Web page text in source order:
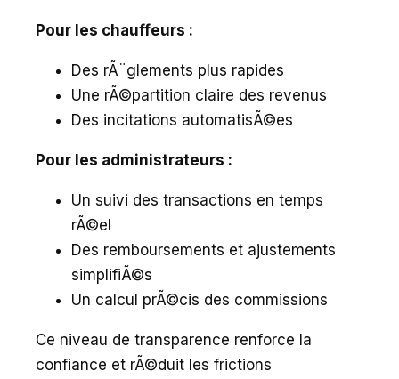
Pour les chauffeurs :
Des rÃ¨glements plus rapides
Une rÃ©partition claire des revenus
Des incitations automatisÃ©es
Pour les administrateurs :
Un suivi des transactions en temps
rÃ©el
Des remboursements et ajustements
simplifiÃ©s
Un calcul prÃ©cis des commissions
Ce niveau de transparence renforce la
confiance et rÃ©duit les frictions